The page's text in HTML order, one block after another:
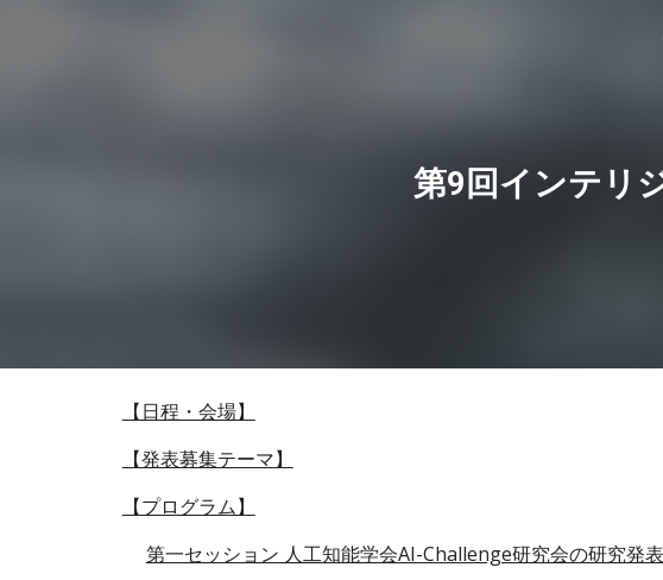
Skip to main
第9回インテリ
【日程・会場】
【発表募集テーマ】
【プログラム】
第一セッション 人工知能学会AI-Challenge研究会の研究発表